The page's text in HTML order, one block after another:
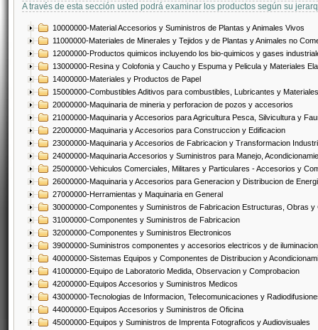
A través de esta sección usted podrá examinar los productos según su
10000000-Material Accesorios y Suministros de Plantas y Animales Vivos
11000000-Materiales de Minerales y Tejidos y de Plantas y Animales no
12000000-Productos quimicos incluyendo los bio-quimicos y gases
13000000-Resina y Colofonia y Caucho y Espuma y Pelicula y Materiales
14000000-Materiales y Productos de Papel
15000000-Combustibles Aditivos para combustibles, Lubricantes y
20000000-Maquinaria de mineria y perforacion de pozos y accesorios
21000000-Maquinaria y Accesorios para Agricultura Pesca, Silvicultura y
22000000-Maquinaria y Accesorios para Construccion y Edificacion
23000000-Maquinaria y Accesorios de Fabricacion y Transformacion
24000000-Maquinaria Accesorios y Suministros para Manejo,
25000000-Vehiculos Comerciales, Militares y Particulares - Accesorios y
26000000-Maquinaria y Accesorios para Generacion y Distribucion de
27000000-Herramientas y Maquinaria en General
30000000-Componentes y Suministros de Fabricacion Estructuras, Obras
31000000-Componentes y Suministros de Fabricacion
32000000-Componentes y Suministros Electronicos
39000000-Suministros componentes y accesorios electricos y de iluminacion
40000000-Sistemas Equipos y Componentes de Distribucion y
41000000-Equipo de Laboratorio Medida, Observacion y Comprobacion
42000000-Equipos Accesorios y Suministros Medicos
43000000-Tecnologias de Informacion, Telecomunicaciones y
44000000-Equipos Accesorios y Suministros de Oficina
45000000-Equipos y Suministros de Imprenta Fotograficos y Audiovisuales